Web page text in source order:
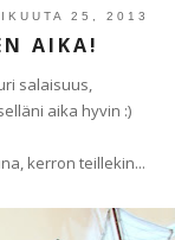
25, 2013
AIKA!
salaisuus,
aika hyvin :)
kerron teillekin...